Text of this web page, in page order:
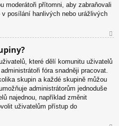
moderátoři přítomni, aby zabraňovali
posílání hanlivých nebo urážlivých
or
u
které dělí komunitu uživatelů
fóra snadněji pracovat.
skupin a každé skupině můžou
administrátorům jednoduše
najednou, například změnit
uživatelům přístup do